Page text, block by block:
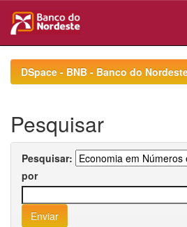
navigationDSpace - BNB - Banco do
Pesquisar
Pesquisar:
por